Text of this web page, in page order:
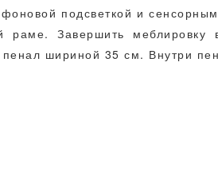
подсветкой и
раме. Завершить меблировку
шириной 35 см. Внутри